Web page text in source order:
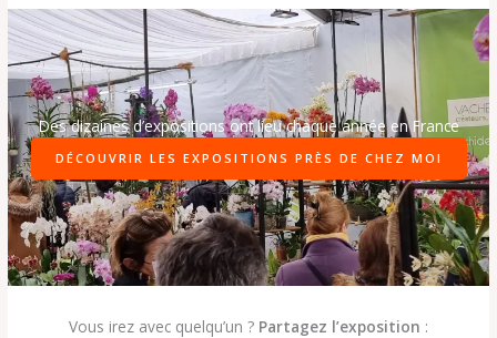
Des dizaines d’expositions ont lieu chaque année en France
DÉCOUVRIR LES EXPOSITIONS PRÈS DE CHEZ MOI
Vous irez avec quelqu’un ? Partagez l’exposition :